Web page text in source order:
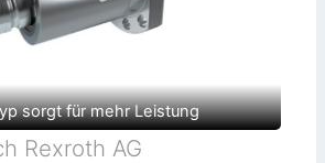
sorgt für mehr Leistung
Rexroth AG